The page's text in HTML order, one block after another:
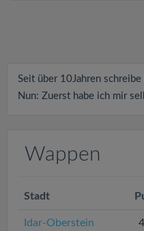
Seit über 10Jahren
Nun: Zuerst habe ich mir
Wappen
Stadt
Idar-Oberstein
a
o